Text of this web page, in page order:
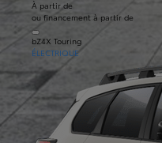
À partir de
ou financement à partir de
bZ4X Touring
ÉLECTRIQUE